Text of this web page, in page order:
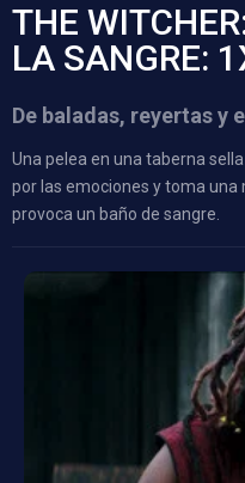
THE
LA SANGRE:
De baladas, reyertas y
Una pelea en una taberna
por las emociones y toma una
provoca un baño de sangre.